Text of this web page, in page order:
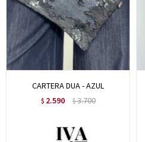
CARTERA DUA - AZUL
$ 2.590 $3.700